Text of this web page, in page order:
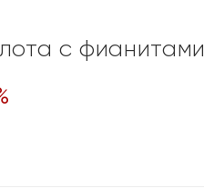
с фианитами